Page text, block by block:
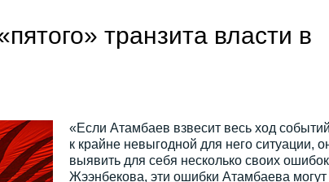
транзита власти в
«Если Атамбаев взвесит весь ход
к крайне невыгодной для него ситуации,
выявить для себя несколько своих
Жээнбекова, эти ошибки Атамбаева могут